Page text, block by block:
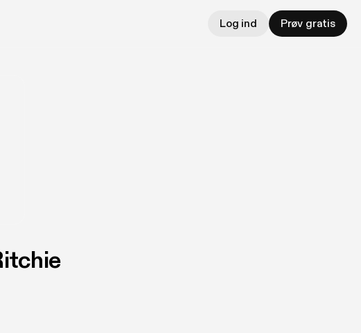
Log ind Prøv gratis